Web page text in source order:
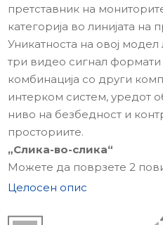
претставник на
категорија во линијата на
Уникатноста на овој
три видео сигнал формати
комбинација со други
интерком систем, уредот
ниво на безбедност и
просториите.
„Слика-во-слика“
Можете да поврзете 2
дополнителни видео
вклучувањето на
Целосен опис